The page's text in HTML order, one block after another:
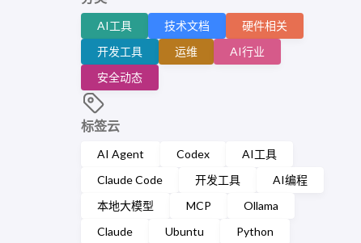
AI工具 技术文档
硬件相关
开发工具
运维
AI行业
安全动态
标签云
AI Agent Codex
AI工具
Claude Code
开发工具
AI编程
本地大模型
MCP
Ollama
Claude
Ubuntu Python